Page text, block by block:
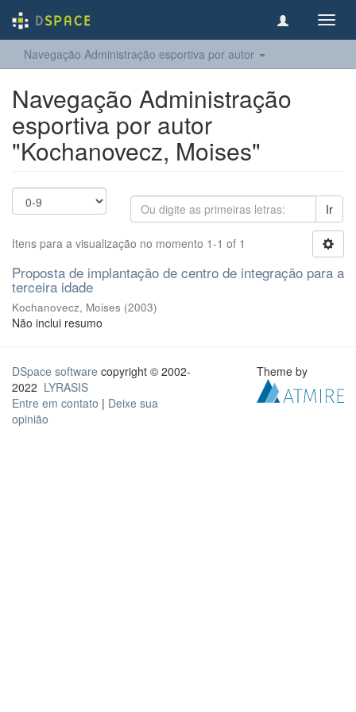
Navegação Administração esportiva por autor
Navegação Administração
esportiva por autor
"Kochanovecz, Moises"
Ir
Itens para a visualização no momento 1-1 of 1
Proposta de implantação de centro de integração para a
terceira idade
Kochanovecz, Moises (2003)
Não inclui resumo
DSpace software copyright © 2002-
2022 LYRASIS
Entre em contato | Deixe sua
opinião
Theme by